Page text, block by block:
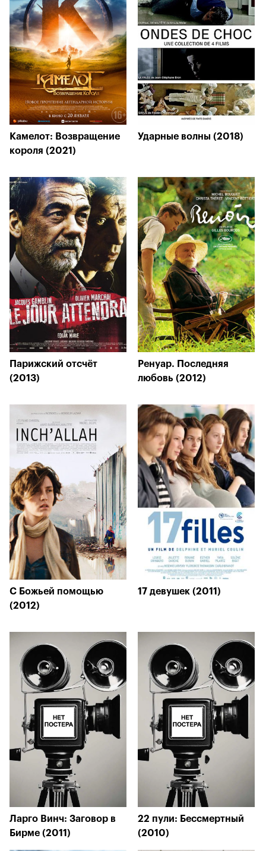
Камелот: Возвращение
короля (2021)
Ударные волны (2018)
Парижский отсчёт
(2013)
Ренуар. Последняя
любовь (2012)
С Божьей помощью
(2012)
17 девушек (2011)
Ларго Винч: Заговор в
Бирме (2011)
22 пули: Бессмертный
(2010)